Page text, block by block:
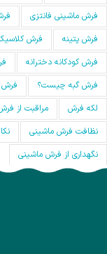
فرش ماشینی فانتزی
فرش پتینه
فرش
فرش کودکانه دخترانه
فرش گبه چیست؟
فرش‌
لکه فرش
مراقبت از
نظافت فرش ماشینی
نگهداری از فرش ماشینی